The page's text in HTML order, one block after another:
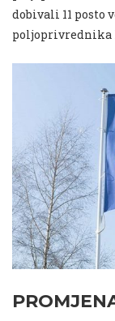
dobivali 11 posto
poljoprivrednika